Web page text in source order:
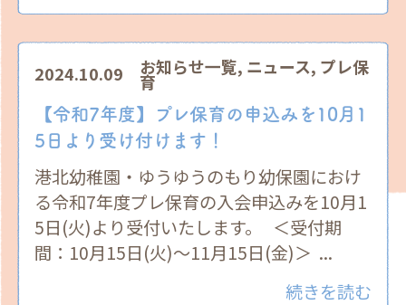
2024.10.09 お知らせ一覧, ニュース, プレ保
育
【令和7年度】プレ保育の申込みを10月1
5日より受け付けます！
港北幼稚園・ゆうゆうのもり幼保園におけ
る令和7年度プレ保育の入会申込みを10月1
5日(火)より受付いたします。 ＜受付期
間：10月15日(火)～11月15日(金)＞ ...
続きを読む